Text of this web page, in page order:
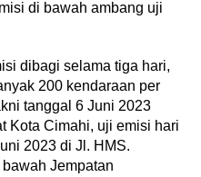
di bawah ambang uji
dibagi selama tiga hari,
200 kendaraan per
tanggal 6 Juni 2023
Kota Cimahi, uji emisi hari
2023 di Jl. HMS.
Jempatan